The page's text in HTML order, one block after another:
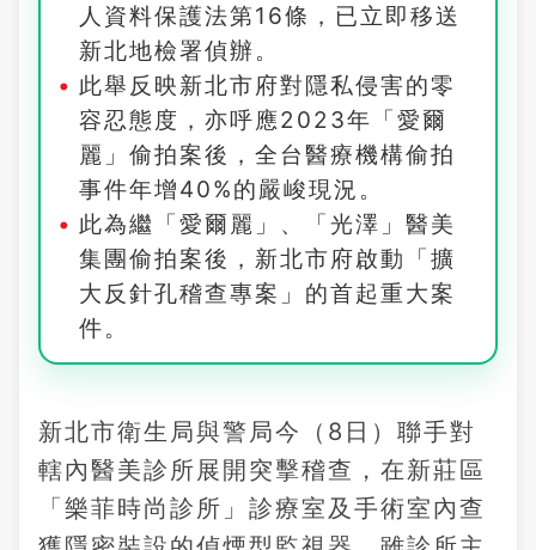
人資料保護法第16條，已立即移送
新北地檢署偵辦。
此舉反映新北市府對隱私侵害的零
容忍態度，亦呼應2023年「愛爾
麗」偷拍案後，全台醫療機構偷拍
事件年增40%的嚴峻現況。
此為繼「愛爾麗」、「光澤」醫美
集團偷拍案後，新北市府啟動「擴
大反針孔稽查專案」的首起重大案
件。
新北市衛生局與警局今（8日）聯手對
轄內醫美診所展開突擊稽查，在新莊區
「樂菲時尚診所」診療室及手術室內查